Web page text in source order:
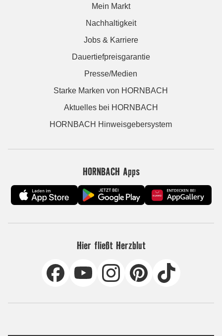
Mein Markt
Nachhaltigkeit
Jobs & Karriere
Dauertiefpreisgarantie
Presse/Medien
Starke Marken von HORNBACH
Aktuelles bei HORNBACH
HORNBACH Hinweisgebersystem
HORNBACH Apps
Hier fließt Herzblut